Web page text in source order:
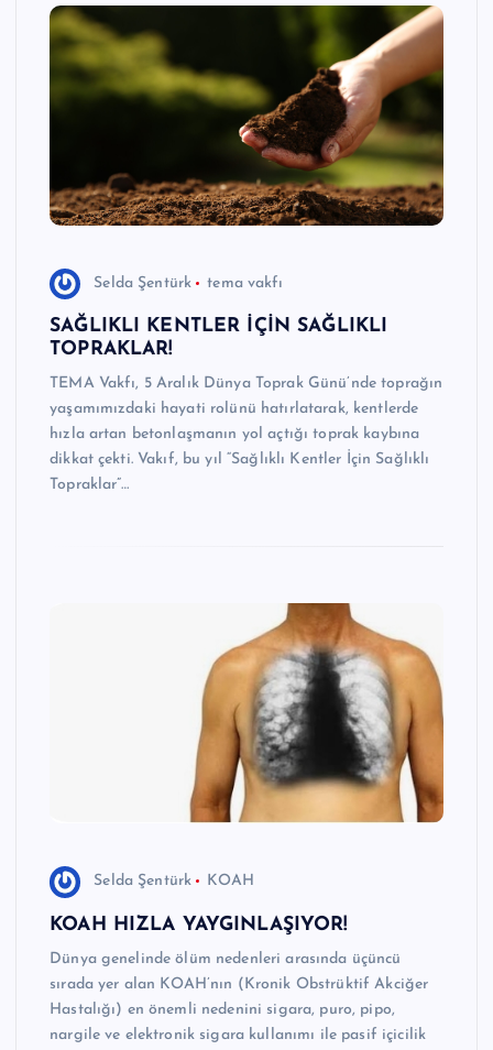
Selda Şentürk tema vakfı
SAĞLIKLI KENTLER İÇİN SAĞLIKLI
TOPRAKLAR!
TEMA Vakfı, 5 Aralık Dünya Toprak Günü’nde toprağın
yaşamımızdaki hayati rolünü hatırlatarak, kentlerde
hızla artan betonlaşmanın yol açtığı toprak kaybına
dikkat çekti. Vakıf, bu yıl “Sağlıklı Kentler İçin Sağlıklı
Topraklar”…
Selda Şentürk KOAH
KOAH HIZLA YAYGINLAŞIYOR!
Dünya genelinde ölüm nedenleri arasında üçüncü
sırada yer alan KOAH’nın (Kronik Obstrüktif Akciğer
Hastalığı) en önemli nedenini sigara, puro, pipo,
nargile ve elektronik sigara kullanımı ile pasif içicilik